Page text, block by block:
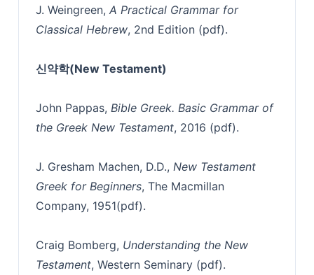
J. Weingreen, A Practical Grammar for
Classical Hebrew, 2nd Edition (pdf).
신약학(New Testament)
John Pappas, Bible Greek. Basic Grammar of
the Greek New Testament, 2016 (pdf).
J. Gresham Machen, D.D., New Testament
Greek for Beginners, The Macmillan
Company, 1951(pdf).
Craig Bomberg, Understanding the New
Testament, Western Seminary (pdf).